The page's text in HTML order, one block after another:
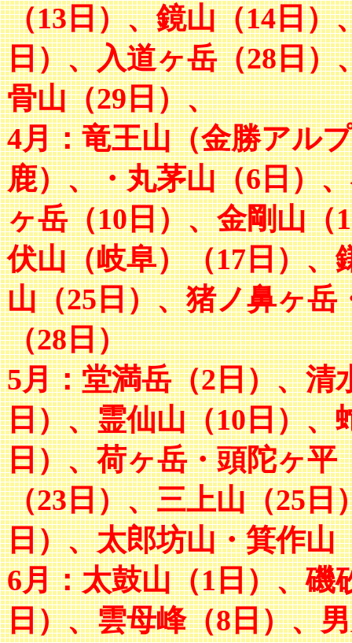
（13日）、鏡山（14日）
日）、入道ヶ岳（28日）
骨山（29日）、
4月：竜王山（金勝アル
鹿）、・丸茅山（6日）
ヶ岳（10日）、金剛山（
伏山（岐阜）（17日）、
山（25日）、猪ノ鼻ヶ岳
（28日）
5月：堂満岳（2日）、清
日）、霊仙山（10日）、
日）、荷ヶ岳・頭陀ヶ平
（23日）、三上山（25日
日）、太郎坊山・箕作山
6月：太鼓山（1日）、磯
日）、雲母峰（8日）、